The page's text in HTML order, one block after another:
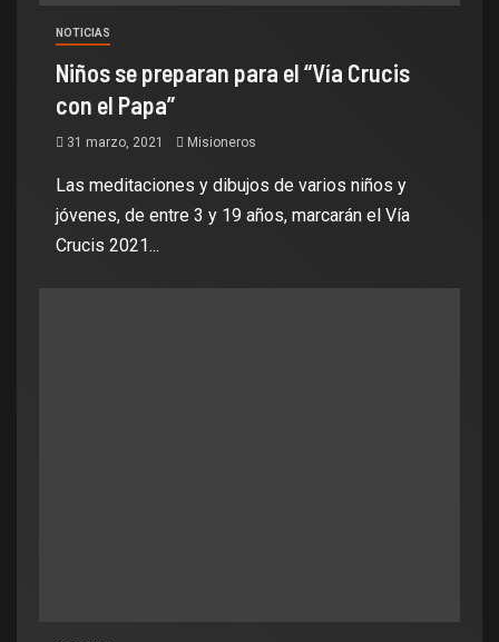
NOTICIAS
Niños se preparan para el “Vía Crucis
con el Papa”
31 marzo, 2021 Misioneros
Las meditaciones y dibujos de varios niños y
jóvenes, de entre 3 y 19 años, marcarán el Vía
Crucis 2021...